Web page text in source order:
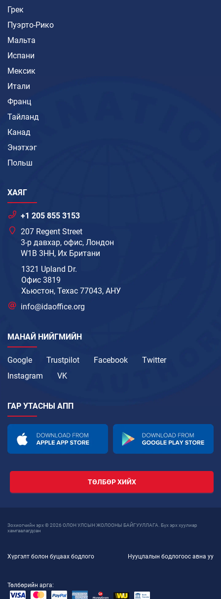
Грек
Пуэрто-Рико
Мальта
Испани
Мексик
Итали
Франц
Тайланд
Канад
Энэтхэг
Польш
ХАЯГ
+1 205 855 3153
207 Regent Street
3-р давхар, офис, Лондон
W1B 3HH, Их Британи
1321 Upland Dr.
Офис 3819
Хьюстон, Техас 77043, АНУ
info@idaoffice.org
МАНАЙ НИЙГМИЙН
Google Trustpilot Facebook
Twitter
Instagram
VK
ГАР УТАСНЫ АПП
ТӨЛБӨР ХИЙХ
Зохиогчийн эрх © 2026 ОЛОН УЛСЫН ЖОЛООНЫ БАЙГУУЛЛАГА. Бүх эрх хуулиар
хамгаалагдсан
Хүргэлт болон буцаах бодлого Нууцлалын бодлогоос авна уу
Төлбөрийн арга: